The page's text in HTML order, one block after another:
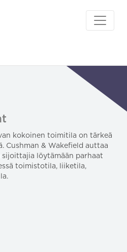
kokoinen toimitila on tärkeä
Cushman & Wakefield auttaa
löytämään parhaat
toimistotila, liiketila,